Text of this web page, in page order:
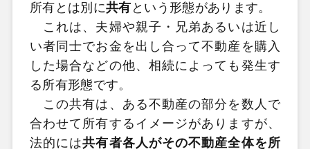
所有とは別に共有 という形態があります。
これは、夫婦や親子・兄弟あるいは近し
い者同士でお金を出し合って不動産を購入
した場合などの他、相続によっても発生す
る所有形態です。
この共有は、ある不動産の部分を数人で
合わせて所有するイメージがありますが、
法的には共有者各人がその不動産全体を所